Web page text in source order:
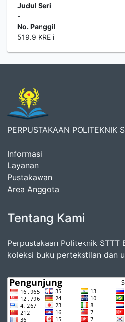
Judul Seri
-
No. Panggil
519.9 KRE i
PERPUSTAKAAN POLITEKNIK
Informasi
Layanan
Pustakawan
Area Anggota
Tentang Kami
Perpustakaan Politeknik STTT
koleksi buku pertekstilan dan